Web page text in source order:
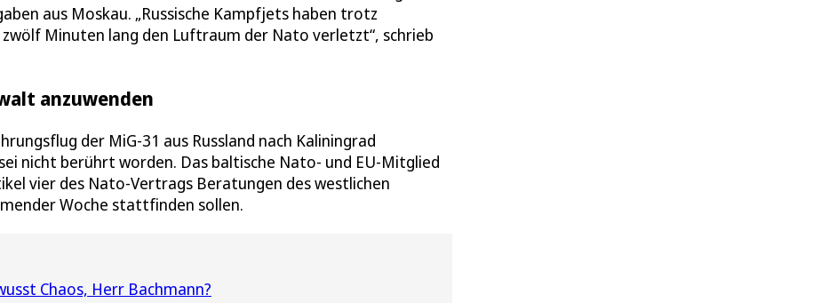
aus Moskau. „Russische Kampfjets haben trotz
Minuten lang den Luftraum der Nato verletzt“, schrieb
anzuwenden
der MiG-31 aus Russland nach Kaliningrad
nicht berührt worden. Das baltische Nato- und EU-Mitglied
vier des Nato-Vertrags Beratungen des westlichen
Woche stattfinden sollen.
Chaos, Herr Bachmann?